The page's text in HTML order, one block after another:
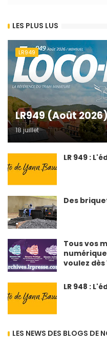
LES PLUS LUS
LR949
LR949 (Août
18 juillet
LR 949 :
Des
Tous vos
voulez dès
LR 948 :
LES NEWS DES BLOGS DE